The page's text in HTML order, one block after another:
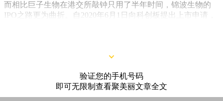
而相比巨子生物在港交所敲钟只用了半年时间，锦波生物的
IPO之路更为曲折。自2020年6月1日向科创板提出上市申请，
验证您的手机号码
即可无限制查看聚美丽文章全文